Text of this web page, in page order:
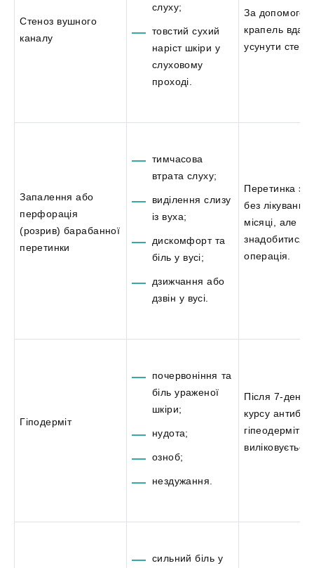
Стеноз вушного
каналу
слуху;
товстий сухий
наріст шкіри у
слуховому
проході.
За допомогою
крапель
усунути
Запалення або
перфорація
(розрив) барабанної
перетинки
тимчасова
втрата слуху;
виділення слизу
із вуха;
дискомфорт та
біль у вусі;
дзижчання або
дзвін у вусі.
Перетинка
без лікування
місяці, але
знадобитися
операція.
Гіподерміт
почервоніння та
біль ураженої
шкіри;
нудота;
озноб;
нездужання.
Після 7-
курсу
гіпеодерміт
виліковується.
сильний біль у